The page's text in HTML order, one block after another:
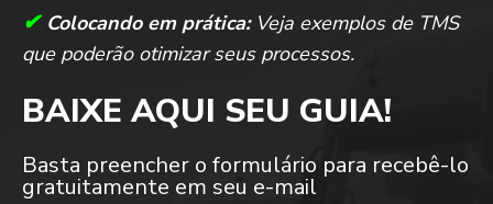
✔ Colocando em prática:Veja exemplos de TMS
que poderão otimizar seus processos.
BAIXE AQUI SEU GUIA!
Basta preencher o formulário para recebê-lo
gratuitamente em seu e-mail